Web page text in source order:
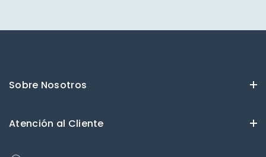
Sobre Nosotros
Atención al Cliente